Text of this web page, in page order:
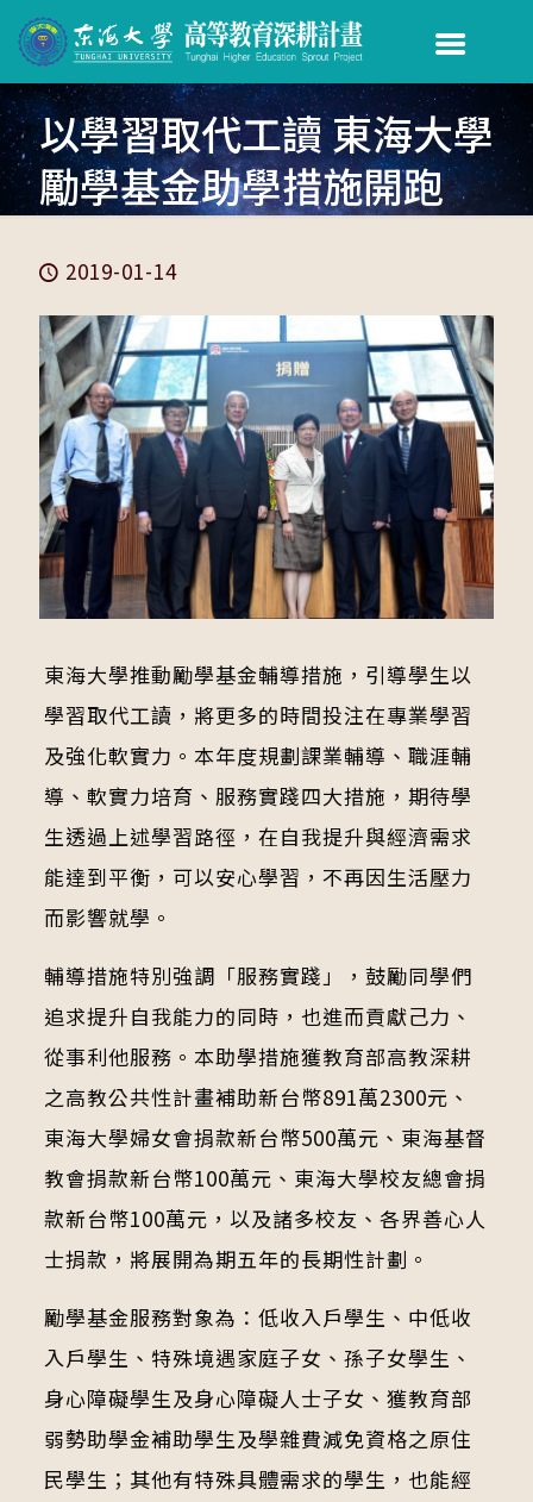
以學習取代工讀 東海大學
勵學基金助學措施開跑
2019-01-14
東海大學推動勵學基金輔導措施，引導學生以
學習取代工讀，將更多的時間投注在專業學習
及強化軟實力。本年度規劃課業輔導、職涯輔
導、軟實力培育、服務實踐四大措施，期待學
生透過上述學習路徑，在自我提升與經濟需求
能達到平衡，可以安心學習，不再因生活壓力
而影響就學。
輔導措施特別強調「服務實踐」，鼓勵同學們
追求提升自我能力的同時，也進而貢獻己力、
從事利他服務。本助學措施獲教育部高教深耕
之高教公共性計畫補助新台幣891萬2300元、
東海大學婦女會捐款新台幣500萬元、東海基督
教會捐款新台幣100萬元、東海大學校友總會捐
款新台幣100萬元，以及諸多校友、各界善心人
士捐款，將展開為期五年的長期性計劃。
勵學基金服務對象為：低收入戶學生、中低收
入戶學生、特殊境遇家庭子女、孫子女學生、
身心障礙學生及身心障礙人士子女、獲教育部
弱勢助學金補助學生及學雜費減免資格之原住
民學生；其他有特殊具體需求的學生，也能經